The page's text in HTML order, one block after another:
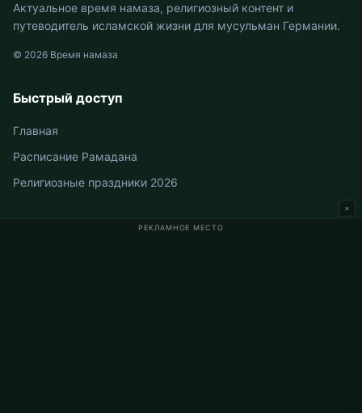
РЕКЛАМНОЕ МЕСТО
×
Актуальное время намаза, религиозный контент и
путеводитель исламской жизни для мусульман Германии.
© 2026 Время намаза
Быстрый доступ
Главная
Расписание Рамадана
Религиозные праздники 2026
Время намаза в Германии